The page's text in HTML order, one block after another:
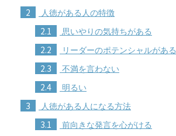
2 人徳がある人の特徴
2.1 思いやりの気持ちがある
2.2 リーダーのポテンシャルがある
2.3 不満を言わない
2.4 明るい
3 人徳がある人になる方法
3.1 前向きな発言を心がける